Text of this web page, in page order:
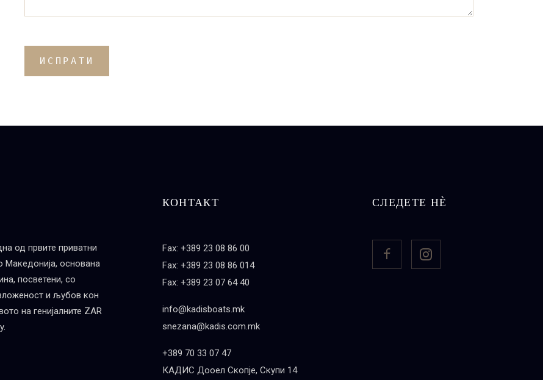
ИСПРАТИ
од првите приватни
Македонија, основана
посветени, со
и љубов кон
на генијалните ZAR
КОНТАКТ
Fax: +389 23 08 86 00
Fax: +389 23 08 86 014
Fax: +389 23 07 64 40
info@kadisboats.mk
snezana@kadis.com.mk
+389 70 33 07 47
КАДИС Дооел Скопје, Скупи 14
СЛЕДЕТЕ НЀ